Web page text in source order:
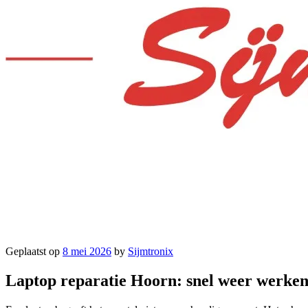
Geplaatst op 8 mei 2026 by Sijmtronix
Laptop reparatie Hoorn: snel weer werken